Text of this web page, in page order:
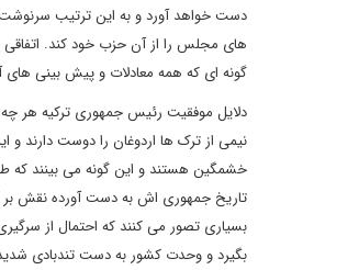
های مجلس را از آن حزب خود کند. اتفاقی
گونه ای که همه معادلات و پیش بینی های
دلایل موفقیت رئیس جمهوری ترکیه هر چه
نیمی از ترک ها اردوغان را دوست دارند و
خشمگین هستند و این گونه می بینند که
تاریخ جمهوری اش به دست آورده نقش بر
بسیاری تصور می کنند که احتمال از
بگیرد و وحدت کشور به دست تندبادی